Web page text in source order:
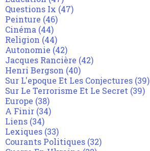
Questions Ix (47)
Peinture (46)
Cinéma (44)
Religion (44)
Autonomie (42)
Jacques Rancière (42)
Henri Bergson (40)
Sur L'epoque Et Les Conjectures (39)
Sur Le Terrorisme Et Le Secret (39)
Europe (38)
A Finir (34)
Liens (34)
Lexiques (33)
Courants Politiques (32)